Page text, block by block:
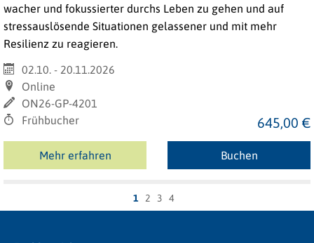
wacher und fokussierter durchs Leben zu gehen und auf
stressauslösende Situationen gelassener und mit mehr
Resilienz zu reagieren.
02.10. - 20.11.2026
Online
ON26-GP-4201
Frühbucher
645,00 €
Mehr erfahren Buchen
1 2 3 4